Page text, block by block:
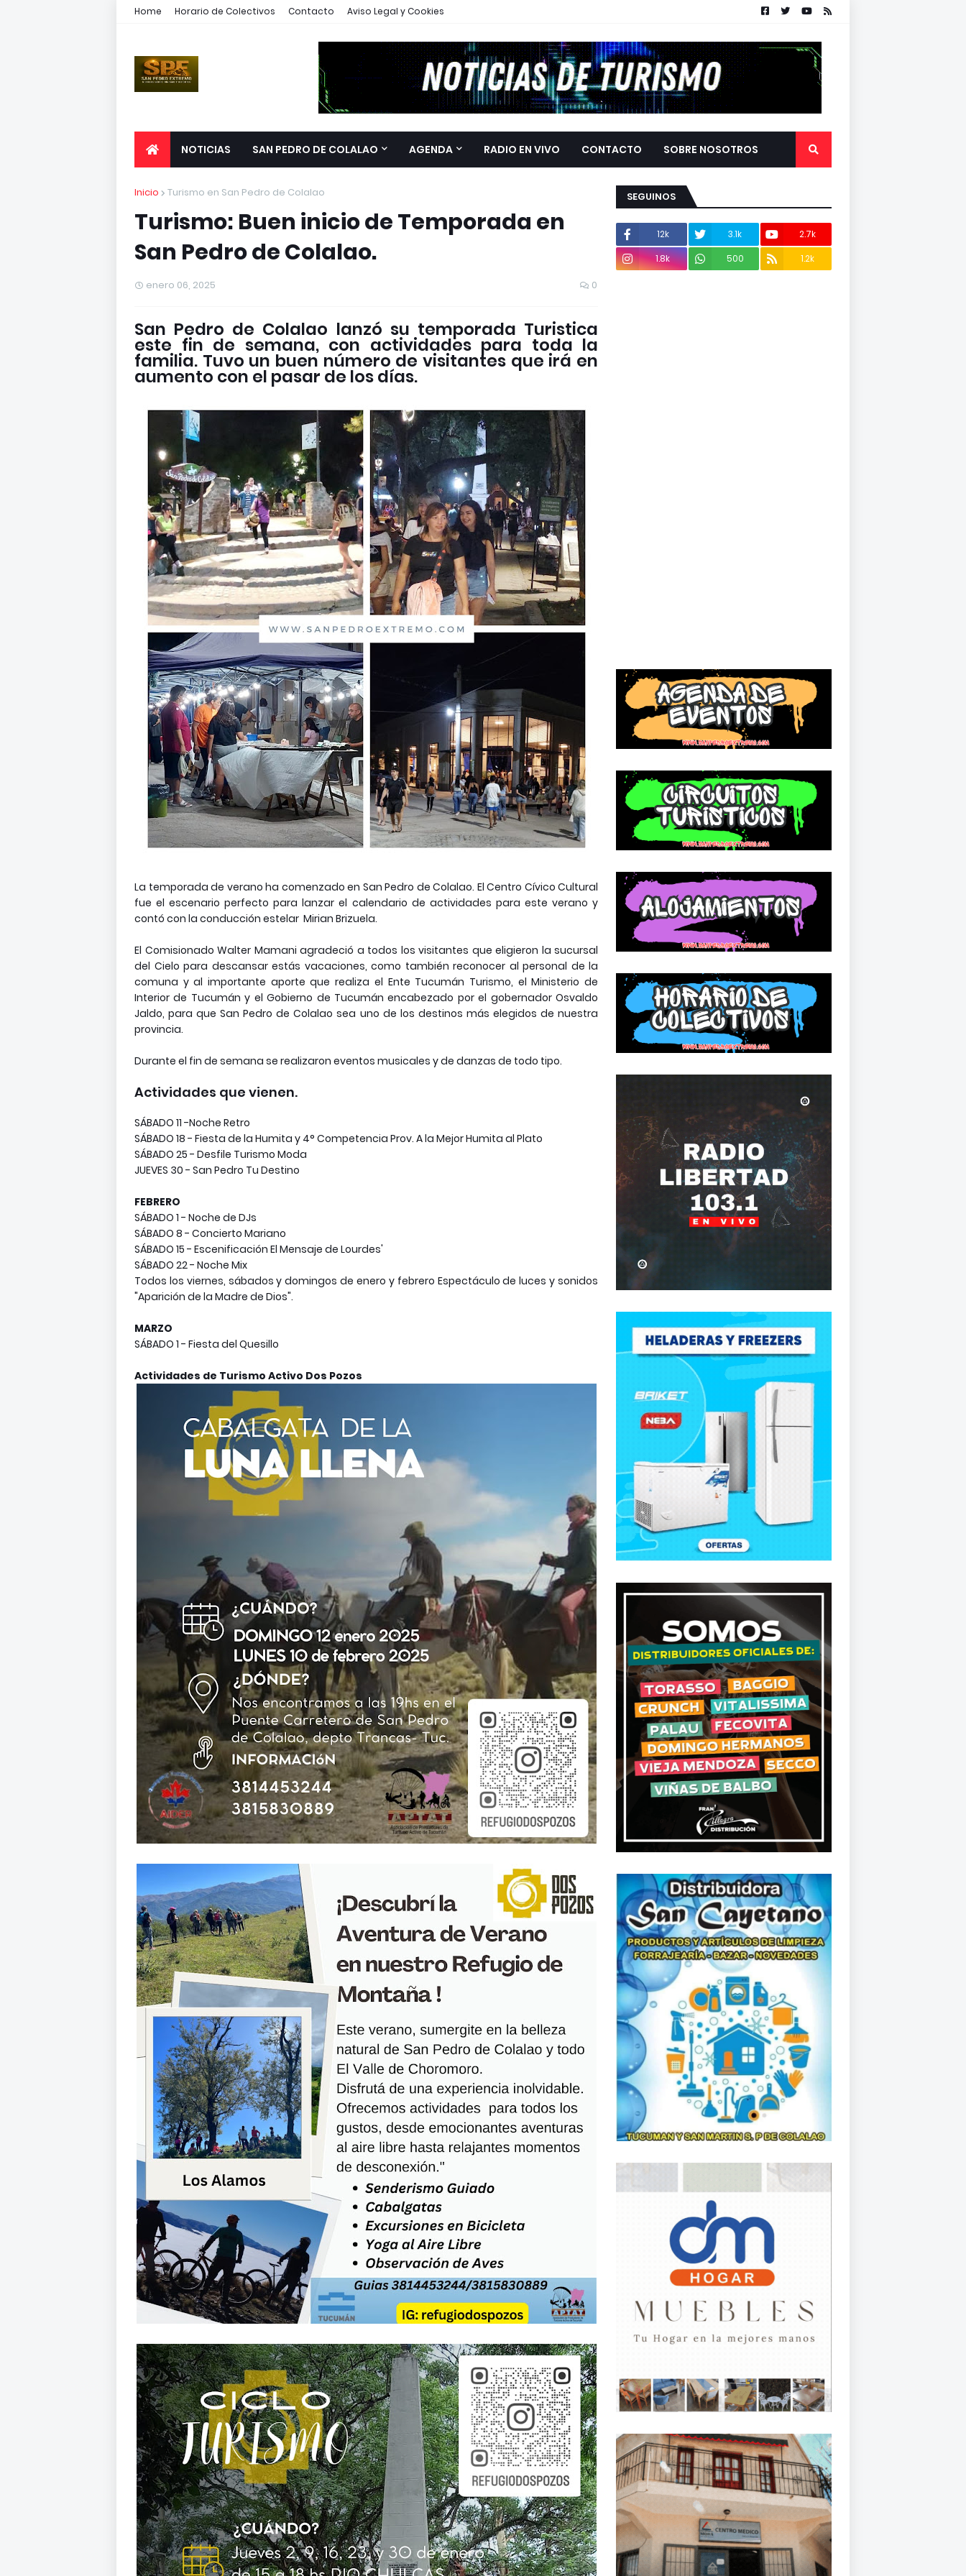
Home Horario de Colectivos Contacto Aviso Legal y Cookies
NOTICIAS SAN PEDRO DE COLALAO AGENDA RADIO EN VIVO CONTACTO SOBRE NOSOTROS
Inicio Turismo en San Pedro de Colalao
Turismo: Buen inicio de Temporada en
San Pedro de Colalao.
enero 06, 2025 0
San Pedro de Colalao lanzó su temporada Turistica
este fin de semana, con actividades para toda la
familia. Tuvo un buen número de visitantes que irá en
aumento con el pasar de los días.
La temporada de verano ha comenzado en San Pedro de Colalao. El Centro Cívico Cultural
fue el escenario perfecto para lanzar el calendario de actividades para este verano y
contó con la conducción estelar Mirian Brizuela.
El Comisionado Walter Mamani agradeció a todos los visitantes que eligieron la sucursal
del Cielo para descansar estás vacaciones, como también reconocer al personal de la
comuna y al importante aporte que realiza el Ente Tucumán Turismo, el Ministerio de
Interior de Tucumán y el Gobierno de Tucumán encabezado por el gobernador Osvaldo
Jaldo, para que San Pedro de Colalao sea uno de los destinos más elegidos de nuestra
provincia.
Durante el fin de semana se realizaron eventos musicales y de danzas de todo tipo.
Actividades que vienen.
SÁBADO 11 -Noche Retro
SÁBADO 18 - Fiesta de la Humita y 4° Competencia Prov. A la Mejor Humita al Plato
SÁBADO 25 - Desfile Turismo Moda
JUEVES 30 - San Pedro Tu Destino
FEBRERO
SÁBADO 1 - Noche de DJs
SÁBADO 8 - Concierto Mariano
SÁBADO 15 - Escenificación El Mensaje de Lourdes'
SÁBADO 22 - Noche Mix
Todos los viernes, sábados y domingos de enero y febrero Espectáculo de luces y sonidos
"Aparición de la Madre de Dios".
MARZO
SÁBADO 1 - Fiesta del Quesillo
Actividades de Turismo Activo Dos Pozos
SEGUINOS
12k 3.1k
2.7k
1.8k
500 1.2k